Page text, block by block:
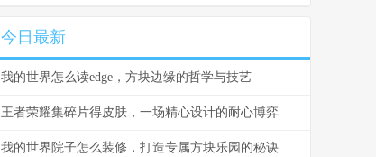
今日最新
我的世界怎么读edge，方块边缘的哲学与技艺
王者荣耀集碎片得皮肤，一场精心设计的耐心博弈
我的世界院子怎么装修，打造专属方块乐园的秘诀